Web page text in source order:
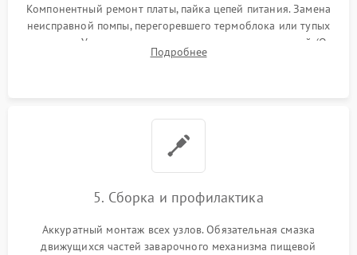
Компонентный ремонт платы, пайка цепей питания. Замена
неисправной помпы, перегоревшего термоблока или тупых
жерновов. Установка новых силиконовых уплотнителей (O-
ring) и тефлоновых трубок для надежного устранения
Подробнее
5. Сборка и профилактика
Аккуратный монтаж всех узлов. Обязательная смазка
движущихся частей заварочного механизма пищевой